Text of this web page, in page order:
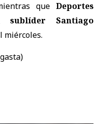
queDeportes
Santiago
miércoles.